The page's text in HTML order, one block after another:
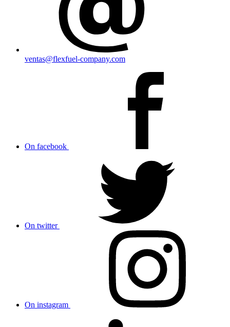
ventas@flexfuel-company.com
On facebook
On twitter
On instagram